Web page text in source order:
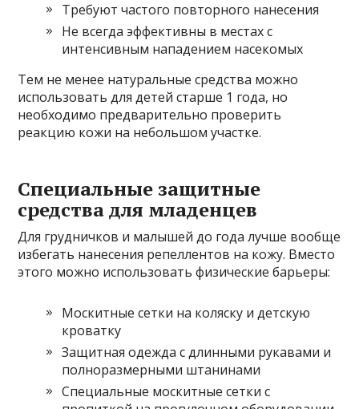
Требуют частого повторного нанесения
Не всегда эффективны в местах с
интенсивным нападением насекомых
Тем не менее натуральные средства можно
использовать для детей старше 1 года, но
необходимо предварительно проверить
реакцию кожи на небольшом участке.
Специальные защитные
средства для младенцев
Для грудничков и малышей до года лучше вообще
избегать нанесения репеллентов на кожу. Вместо
этого можно использовать физические барьеры:
Москитные сетки на коляску и детскую
кроватку
Защитная одежда с длинными рукавами и
полноразмерными штанинами
Специальные москитные сетки с